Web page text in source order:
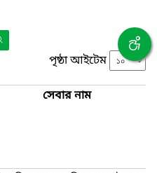
পৃষ্ঠা আইটেম
সেবার নাম